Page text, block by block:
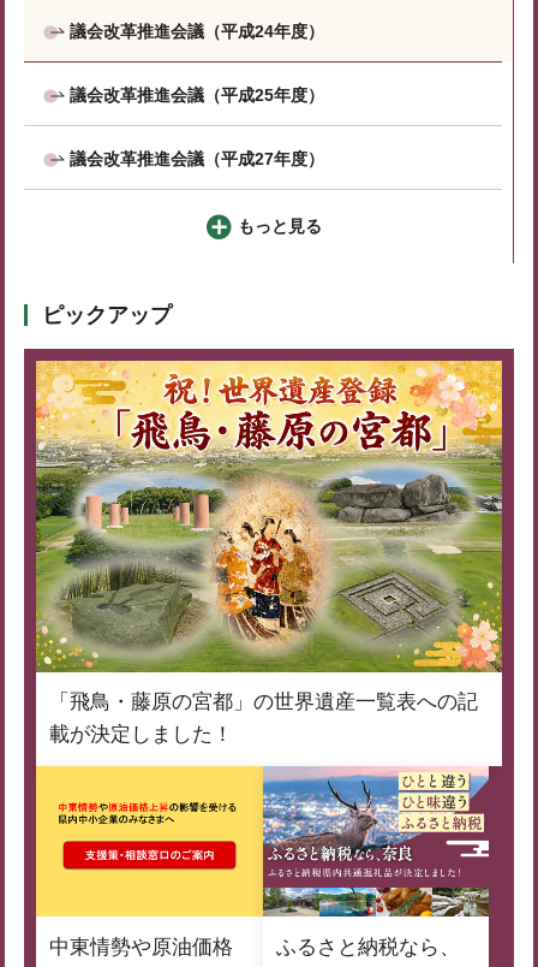
議会改革推進会議（平成24年度）
議会改革推進会議（平成25年度）
議会改革推進会議（平成27年度）
もっと見る
ピックアップ
「飛鳥・藤原の宮都」の世界遺産一覧表への記
載が決定しました！
中東情勢や原油価格
ふるさと納税なら、